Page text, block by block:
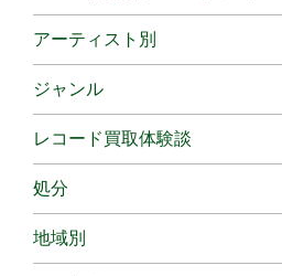
アーティスト別
ジャンル
レコード買取体験談
処分
地域別